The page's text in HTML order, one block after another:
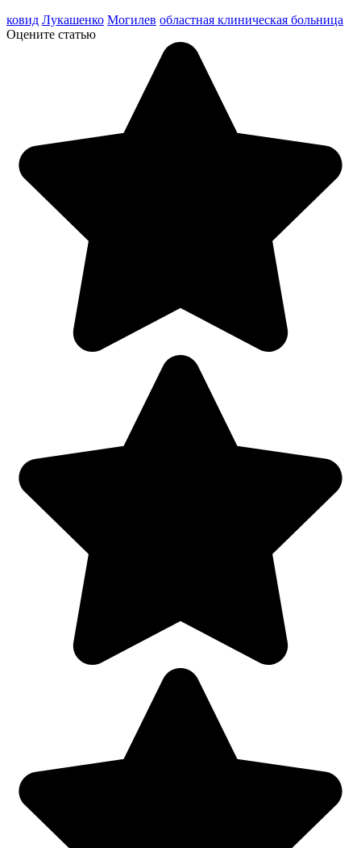
ковид Лукашенко Могилев областная клиническая больница
Оцените статью